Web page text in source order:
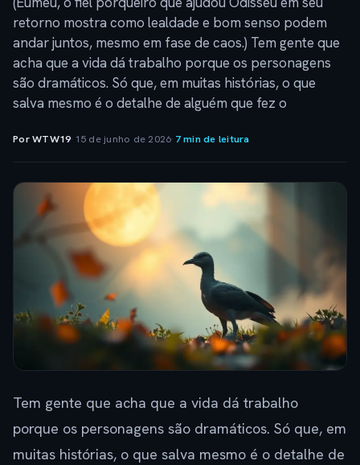
retorno mostra como lealdade e bom senso podem
andar juntos, mesmo em fase de caos.) Tem gente que
acha que a vida dá trabalho porque os personagens
são dramáticos. Só que, em muitas histórias, o que
salva mesmo é o detalhe de alguém que fez o
Por WTW19· 15 de junho de 2026· 7 min de leitura
Tem gente que acha que a vida dá trabalho
porque os personagens são dramáticos. Só que, em
muitas histórias, o que salva mesmo é o detalhe de